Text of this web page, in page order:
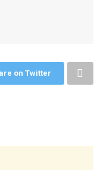
on Twitter